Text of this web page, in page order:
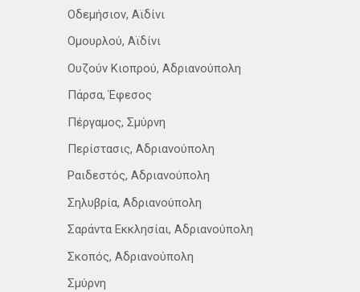
Οδεμήσιον, Αϊδίνι
Ομουρλού, Αϊδίνι
Ουζούν Κιοπρού, Αδριανούπολη
Πάρσα, Έφεσος
Πέργαμος, Σμύρνη
Περίστασις, Αδριανούπολη
Ραιδεστός, Αδριανούπολη
Σηλυβρία, Αδριανούπολη
Σαράντα Εκκλησίαι, Αδριανούπολη
Σκοπός, Αδριανούπολη
Σμύρνη